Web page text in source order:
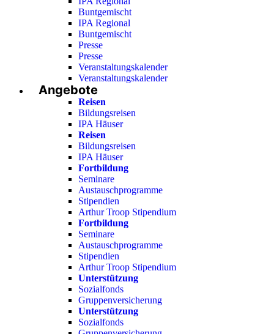
Buntgemischt
IPA Regional
Buntgemischt
Presse
Presse
Veranstaltungskalender
Veranstaltungskalender
Angebote
Reisen
Bildungsreisen
IPA Häuser
Reisen
Bildungsreisen
IPA Häuser
Fortbildung
Seminare
Austauschprogramme
Stipendien
Arthur Troop Stipendium
Fortbildung
Seminare
Austauschprogramme
Stipendien
Arthur Troop Stipendium
Unterstützung
Sozialfonds
Gruppenversicherung
Unterstützung
Sozialfonds